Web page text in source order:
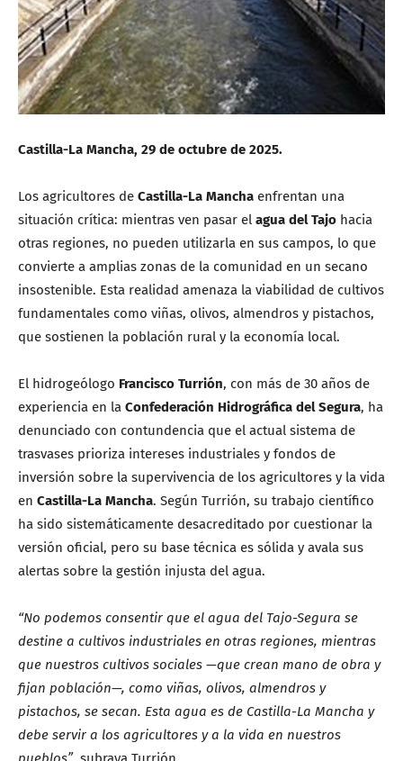
Castilla-La Mancha, 29 de octubre de 2025.
Los agricultores de Castilla-La Mancha enfrentan una
situación crítica: mientras ven pasar el agua del Tajo hacia
otras regiones, no pueden utilizarla en sus campos, lo que
convierte a amplias zonas de la comunidad en un secano
insostenible. Esta realidad amenaza la viabilidad de cultivos
fundamentales como viñas, olivos, almendros y pistachos,
que sostienen la población rural y la economía local.
El hidrogeólogo Francisco Turrión, con más de 30 años de
experiencia en la Confederación Hidrográfica del Segura, ha
denunciado con contundencia que el actual sistema de
trasvases prioriza intereses industriales y fondos de
inversión sobre la supervivencia de los agricultores y la vida
en Castilla-La Mancha. Según Turrión, su trabajo científico
ha sido sistemáticamente desacreditado por cuestionar la
versión oficial, pero su base técnica es sólida y avala sus
alertas sobre la gestión injusta del agua.
“No podemos consentir que el agua del Tajo-Segura se
destine a cultivos industriales en otras regiones, mientras
que nuestros cultivos sociales —que crean mano de obra y
fijan población—, como viñas, olivos, almendros y
pistachos, se secan. Esta agua es de Castilla-La Mancha y
debe servir a los agricultores y a la vida en nuestros